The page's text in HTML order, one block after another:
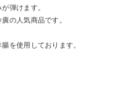
弾けます。
の人気商品です。
を使用しております。